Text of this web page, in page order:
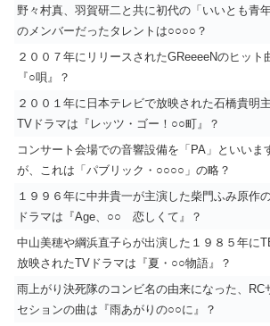
野々村真、羽賀研二と共に初代の「いいとも青年
のメンバーだったタレントは○○○○？
２００７年にリリースされたGReeeeNのヒット
『○唄』？
２００１年に日本テレビで放映された石橋貴明
TVドラマは『レッツ・ゴー！○○町』？
コンサート会場での音響設備を「PA」といいま
が、これは「パブリック・○○○○」の略？
１９９６年に中井貴一が主演した柴門ふみ原作
ドラマは『Age、○○ 恋しくて』？
中山美穂や綱浜直子らが出演した１９８５年に
放映されたTVドラマは『夏・○○物語』？
雨上がり決死隊のコンビ名の由来になった、RC
セションの曲は『雨あがりの○○に』？